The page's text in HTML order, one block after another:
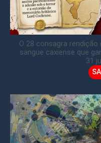
O 28 consagra
sangue caxiense que
31